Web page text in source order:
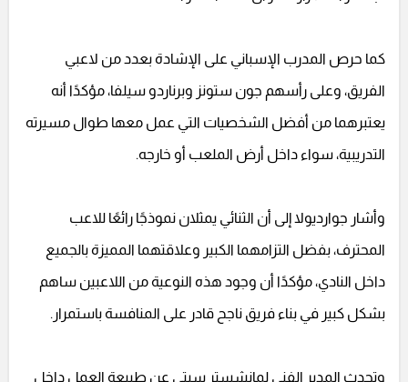
كما حرص المدرب الإسباني على الإشادة بعدد من لاعبي
الفريق، وعلى رأسهم جون ستونز وبرناردو سيلفا، مؤكدًا أنه
يعتبرهما من أفضل الشخصيات التي عمل معها طوال مسيرته
التدريبية، سواء داخل أرض الملعب أو خارجه.
وأشار جوارديولا إلى أن الثنائي يمثلان نموذجًا رائعًا للاعب
المحترف، بفضل التزامهما الكبير وعلاقتهما المميزة بالجميع
داخل النادي، مؤكدًا أن وجود هذه النوعية من اللاعبين ساهم
بشكل كبير في بناء فريق ناجح قادر على المنافسة باستمرار.
وتحدث المدير الفني لمانشستر سيتي عن طبيعة العمل داخل